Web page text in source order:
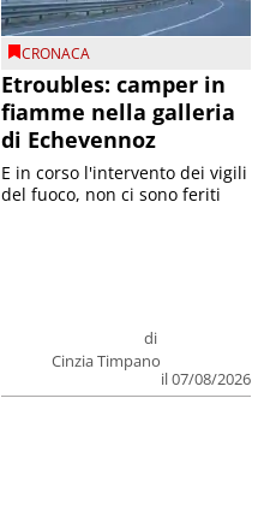
CRONACA
Etroubles: camper in
fiamme nella galleria
di Echevennoz
di
Cinzia Timpano
il 07/08/2026
E in corso l'intervento dei vigili
del fuoco, non ci sono feriti